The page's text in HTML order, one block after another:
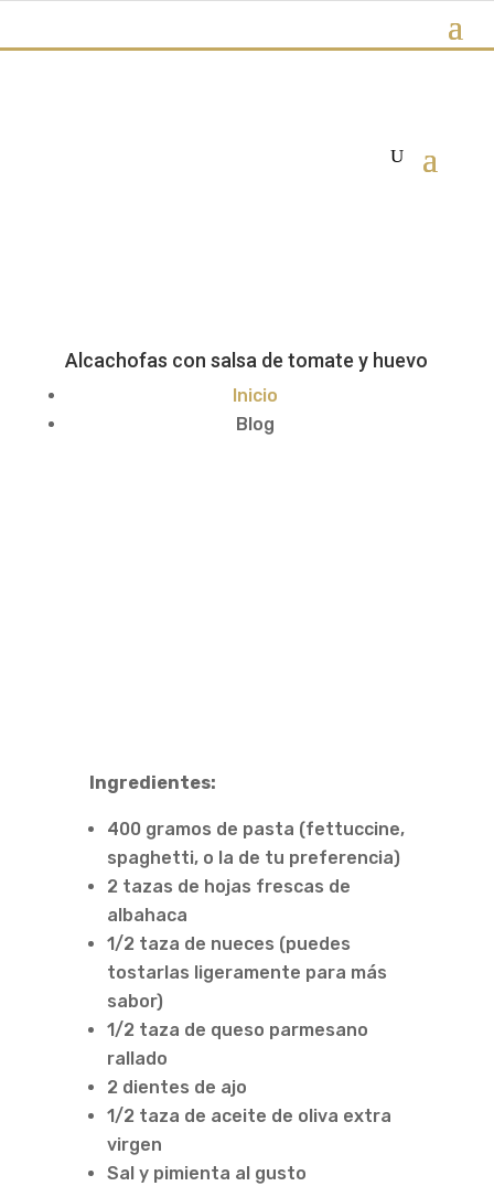
Alcachofas con salsa de tomate y huevo
Inicio
Blog
Ingredientes:
400 gramos de pasta (fettuccine,
spaghetti, o la de tu preferencia)
2 tazas de hojas frescas de
albahaca
1/2 taza de nueces (puedes
tostarlas ligeramente para más
sabor)
1/2 taza de queso parmesano
rallado
2 dientes de ajo
1/2 taza de aceite de oliva extra
virgen
Sal y pimienta al gusto